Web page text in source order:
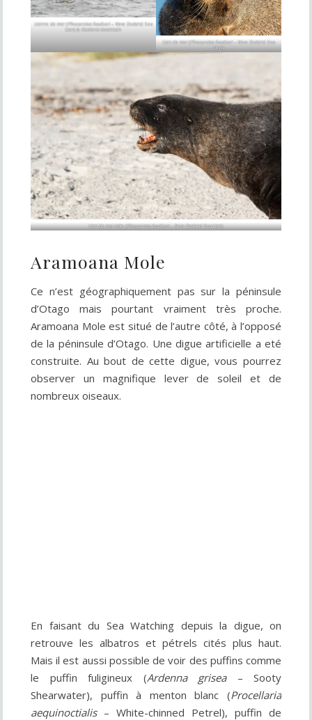
Lionne de mer (Phocarctos hookeri – New Zealand Sea
Lion) & Goéland dominicain
Lion de mer (Phocarctos hookeri– New Zealand Sea
Lion)
Lion de mer mâle (Phocarctos hookeri– New Zealand Sea Lion)
Aramoana Mole
Ce n’est géographiquement pas sur la péninsule
d’Otago mais pourtant vraiment très proche.
Aramoana Mole est situé de l’autre côté, à l’opposé
de la péninsule d’Otago. Une digue artificielle a eté
construite. Au bout de cette digue, vous pourrez
observer un magnifique lever de soleil et de
nombreux oiseaux.
En faisant du Sea Watching depuis la digue, on
retrouve les albatros et pétrels cités plus haut.
Mais il est aussi possible de voir des puffins comme
le puffin fuligineux (Ardenna grisea– Sooty
Shearwater), puffin à menton blanc (Procellaria
aequinoctialis– White-chinned Petrel), puffin de